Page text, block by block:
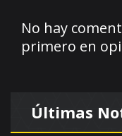
No hay
primero en
Últimas